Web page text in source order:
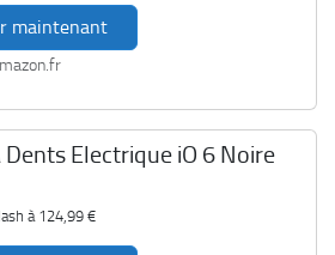
maintenant
Dents Electrique iO 6 Noire
à124,99 €